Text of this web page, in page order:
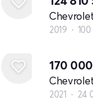
2019
170
2021 24